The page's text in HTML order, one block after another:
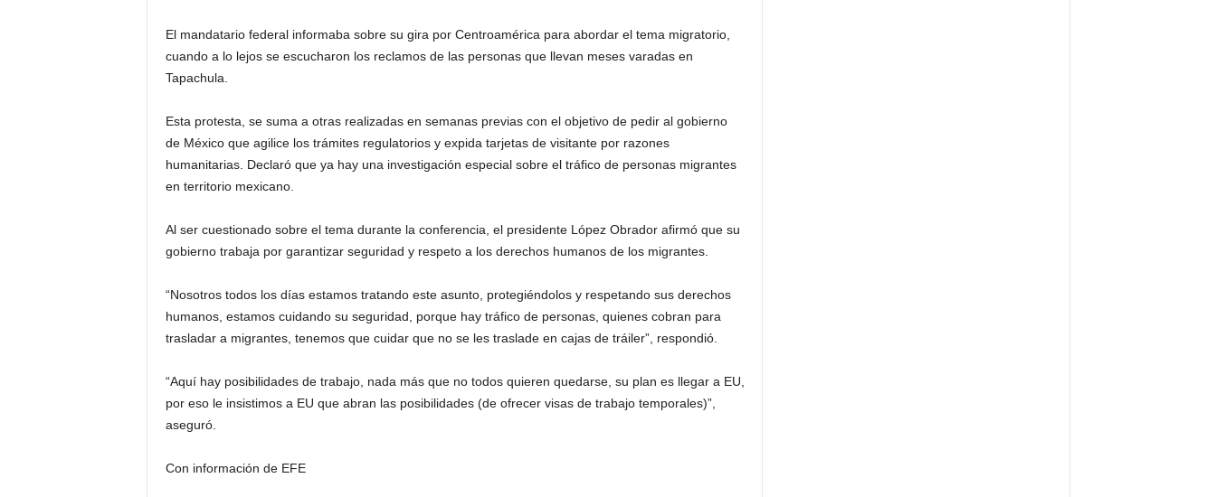
El mandatario federal informaba sobre su gira por Centroamérica para abordar el tema migratorio,
cuando a lo lejos se escucharon los reclamos de las personas que llevan meses varadas en
Tapachula.
Esta protesta, se suma a otras realizadas en semanas previas con el objetivo de pedir al gobierno
de México que agilice los trámites regulatorios y expida tarjetas de visitante por razones
humanitarias. Declaró que ya hay una investigación especial sobre el tráfico de personas migrantes
en territorio mexicano.
Al ser cuestionado sobre el tema durante la conferencia, el presidente López Obrador afirmó que su
gobierno trabaja por garantizar seguridad y respeto a los derechos humanos de los migrantes.
“Nosotros todos los días estamos tratando este asunto, protegiéndolos y respetando sus derechos
humanos, estamos cuidando su seguridad, porque hay tráfico de personas, quienes cobran para
trasladar a migrantes, tenemos que cuidar que no se les traslade en cajas de tráiler”, respondió.
“Aquí hay posibilidades de trabajo, nada más que no todos quieren quedarse, su plan es llegar a EU,
por eso le insistimos a EU que abran las posibilidades (de ofrecer visas de trabajo temporales)”,
aseguró.
Con información de EFE